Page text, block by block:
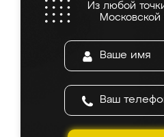
Из любой
Московской